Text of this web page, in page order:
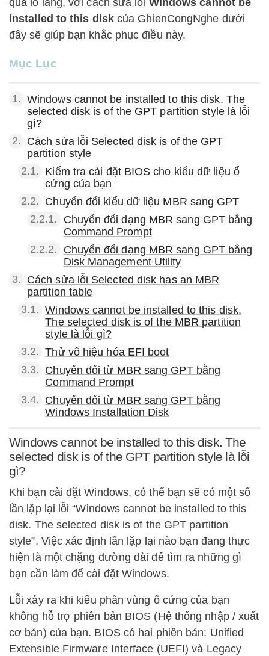
quá lo lắng, với cách sửa lỗi Windows cannot be
installed to this diskcủa GhienCongNghe dưới
đây sẽ giúp bạn khắc phục điều này.
Mục Lục
1. Windows cannot be installed to this disk. The
selected disk is of the GPT partition style là lỗi
gì?
2. Cách sửa lỗi Selected disk is of the GPT
partition style
2.1. Kiểm tra cài đặt BIOS cho kiểu dữ liệu ổ
cứng của bạn
2.2. Chuyển đổi kiểu dữ liệu MBR sang GPT
2.2.1.
Chuyển đổi dạng MBR sang GPT bằng
Command Prompt
2.2.2.
Chuyển đổi dạng MBR sang GPT bằng
Disk Management Utility
3. Cách sửa lỗi Selected disk has an MBR
partition table
3.1. Windows cannot be installed to this disk.
The selected disk is of the MBR partition
style là lỗi gì?
3.2. Thử vô hiệu hóa EFI boot
3.3. Chuyển đổi từ MBR sang GPT bằng
Command Prompt
3.4. Chuyển đổi từ MBR sang GPT bằng
Windows Installation Disk
Windows cannot be installed to this disk. The
selected disk is of the GPT partition style là lỗi
gì?
Khi bạn cài đặt Windows, có thể bạn sẽ có một số
lần lặp lại lỗi “Windows cannot be installed to this
disk. The selected disk is of the GPT partition
style”. Việc xác định lần lặp lại nào bạn đang thực
hiện là một chặng đường dài để tìm ra những gì
bạn cần làm để cài đặt Windows.
Lỗi xảy ra khi kiểu phân vùng ổ cứng của bạn
không hỗ trợ phiên bản BIOS (Hệ thống nhập / xuất
cơ bản) của bạn. BIOS có hai phiên bản: Unified
Extensible Firmware Interface (UEFI) và Legacy